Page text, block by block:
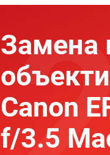
Замена
Canon
f/3.5